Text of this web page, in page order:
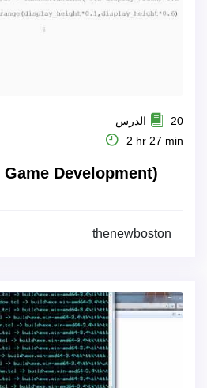
20 الدرس
2 hr 27 min
Development)
thenewboston